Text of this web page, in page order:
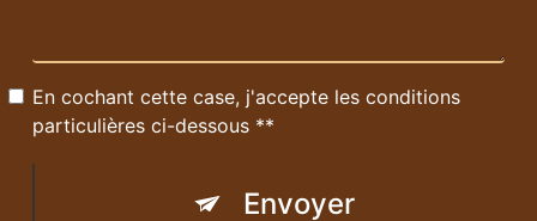
En cochant cette case, j'accepte les conditions
particulières ci-dessous **
Envoyer